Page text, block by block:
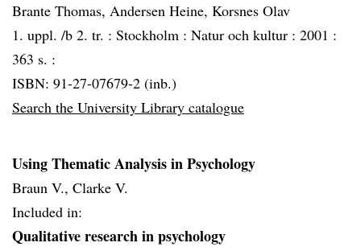
Brante Thomas, Andersen Heine, Korsnes Olav
1. uppl. /b 2. tr. : Stockholm : Natur och kultur : 2001 :
363 s. :
ISBN: 91-27-07679-2 (inb.)
Search the University Library catalogue
Using Thematic Analysis in Psychology
Braun V., Clarke V.
Included in:
Qualitative research in psychology